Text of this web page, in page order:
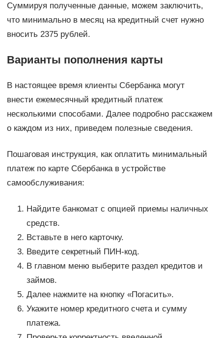
Суммируя полученные данные, можем заключить,
что минимально в месяц на кредитный счет нужно
вносить 2375 рублей.
Варианты пополнения карты
В настоящее время клиенты Сбербанка могут
внести ежемесячный кредитный платеж
несколькими способами. Далее подробно расскажем
о каждом из них, приведем полезные сведения.
Пошаговая инструкция, как оплатить минимальный
платеж по карте Сбербанка в устройстве
самообслуживания:
Найдите банкомат с опцией приемы наличных
средств.
Вставьте в него карточку.
Введите секретный ПИН-код.
В главном меню выберите раздел кредитов и
займов.
Далее нажмите на кнопку «Погасить».
Укажите номер кредитного счета и сумму
платежа.